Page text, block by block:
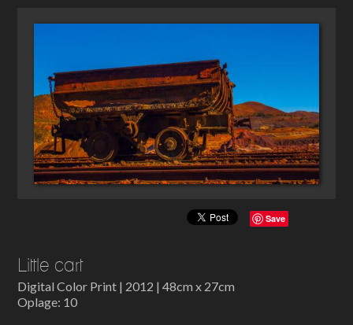
Save
Little cart
Digital Color Print | 2012 | 48cm x 27cm
Oplage: 10